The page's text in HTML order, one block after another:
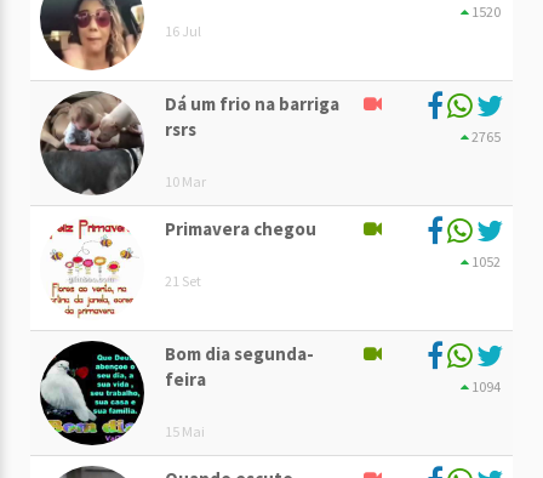
16 Jul
1520
Dá um frio na barriga
rsrs
10 Mar
2765
Primavera chegou
21 Set
1052
Bom dia segunda-
feira
15 Mai
1094